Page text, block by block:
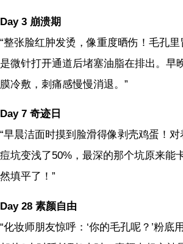
Day 3 崩溃期
“整张脸红肿发烫，像重度晒伤！毛孔
是微针打开通道后堵塞油脂在排出。早
膜冷敷，刺痛感慢慢消退。”
Day 7 奇迹日
“早晨洁面时摸到脸滑得像剥壳鸡蛋！对
痘坑变浅了50%，最深的那个坑原来能
然填平了！”
Day 28 素颜自由
“化妆师朋友惊呼：‘你的毛孔呢？’粉底